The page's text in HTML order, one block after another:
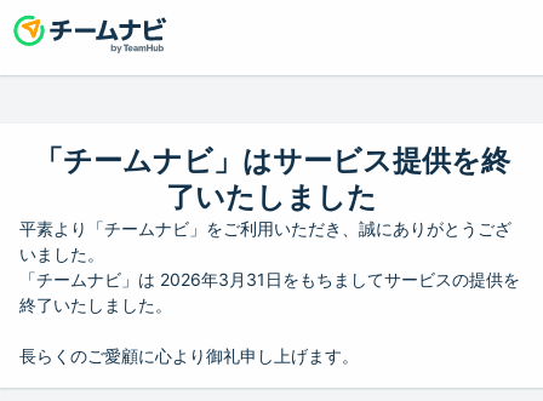
「チームナビ」はサービス提供を終
了いたしました
平素より「チームナビ」をご利用いただき、誠にありがとうござ
いました。
「チームナビ」は 2026年3月31日をもちましてサービスの提供を
終了いたしました。
長らくのご愛顧に心より御礼申し上げます。